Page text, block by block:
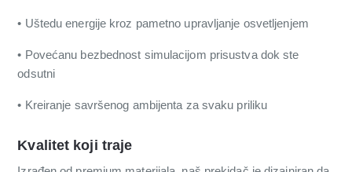
• Uštedu energije kroz pametno upravljanje osvetljenjem
• Povećanu bezbednost simulacijom prisustva dok ste
odsutni
• Kreiranje savršenog ambijenta za svaku priliku
Kvalitet koji traje